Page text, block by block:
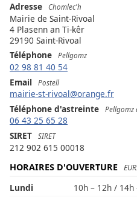
Adresse Chomlec'h
Mairie de Saint-Rivoal
4 Plasenn an Ti-kêr
29190 Saint-Rivoal
Téléphone
Pellgomz
02 98 81 40 54
Email
Postell
mairie-st-rivoal@orange.fr
Téléphone d'astreinte
Pellgomz
06 43 25 65 28
SIRET
SIRET
212 902 615 00018
HORAIRES D'OUVERTURE
Lundi
10h – 12h / 14h